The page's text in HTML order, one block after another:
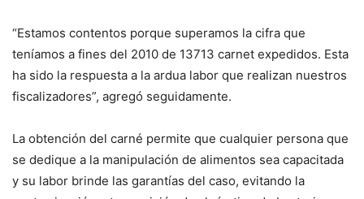
“Estamos contentos porque superamos la cifra que
teníamos a fines del 2010 de 13713 carnet expedidos. Esta
ha sido la respuesta a la ardua labor que realizan nuestros
fiscalizadores”, agregó seguidamente.
La obtención del carné permite que cualquier persona que
se dedique a la manipulación de alimentos sea capacitada
y su labor brinde las garantías del caso, evitando la